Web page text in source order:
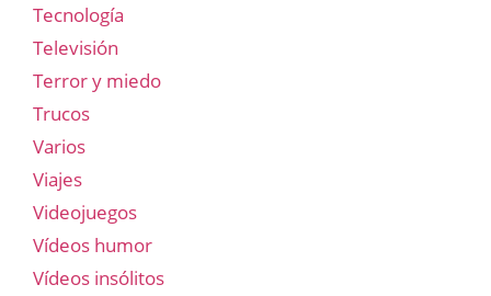
Tecnología
Televisión
Terror y miedo
Trucos
Varios
Viajes
Videojuegos
Vídeos humor
Vídeos insólitos